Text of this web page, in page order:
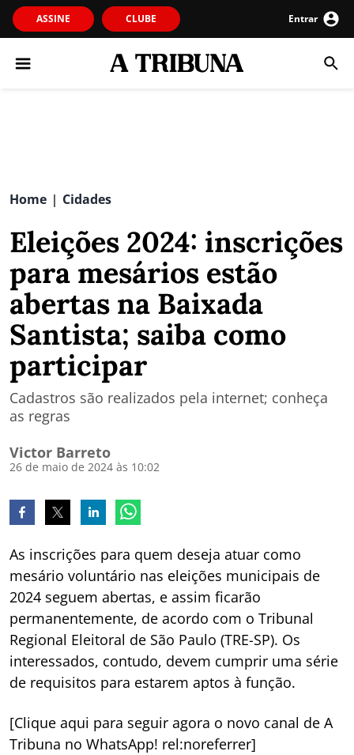
ASSINE CLUBE Entrar
Home | Cidades
Eleições 2024: inscrições
para mesários estão
abertas na Baixada
Santista; saiba como
participar
Cadastros são realizados pela internet; conheça
as regras
Victor Barreto
26 de maio de 2024 às 10:02
As inscrições para quem deseja atuar como
mesário voluntário nas eleições municipais de
2024 seguem abertas, e assim ficarão
permanentemente, de acordo com o Tribunal
Regional Eleitoral de São Paulo (TRE-SP). Os
interessados, contudo, devem cumprir uma série
de requisitos para estarem aptos à função.
[Clique aqui para seguir agora o novo canal de A
Tribuna no WhatsApp! rel:noreferrer]